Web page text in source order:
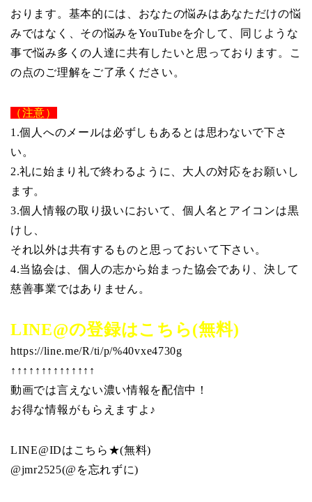
おります。基本的には、おなたの悩みはあなただけの悩
みではなく、その悩みをYouTubeを介して、同じような
事で悩み多くの人達に共有したいと思っております。こ
の点のご理解をご了承ください。
（注意）
1.個人へのメールは必ずしもあるとは思わないで下さ
い。
2.礼に始まり礼で終わるように、大人の対応をお願いし
ます。
3.個人情報の取り扱いにおいて、個人名とアイコンは黒
けし、
それ以外は共有するものと思っておいて下さい。
4.当協会は、個人の志から始まった協会であり、決して
慈善事業ではありません。
LINE@の登録はこちら(無料)
https://line.me/R/ti/p/%40vxe4730g
↑↑↑↑↑↑↑↑↑↑↑↑↑↑
動画では言えない濃い情報を配信中！
お得な情報がもらえますよ♪
LINE@IDはこちら★(無料)
@jmr2525(@を忘れずに)